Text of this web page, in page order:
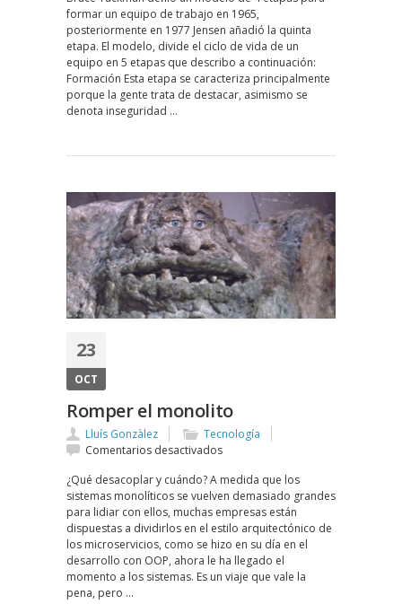
etapas
para
formar
un
equipo
de
formar un equipo de trabajo en 1965,
posteriormente en 1977 Jensen añadió la quinta
etapa. El modelo, divide el ciclo de vida de un
equipo en 5 etapas que describo a continuación:
Formación Esta etapa se caracteriza principalmente
porque la gente trata de destacar, asimismo se
denota inseguridad …
23
OCT
Romper el monolito
Lluís Gonzàlez
Tecnología
Comentarios desactivadosen
el
monolito
¿Qué desacoplar y cuándo? A medida que los
sistemas monolíticos se vuelven demasiado grandes
para lidiar con ellos, muchas empresas están
dispuestas a dividirlos en el estilo arquitectónico de
los microservicios, como se hizo en su día en el
desarrollo con OOP, ahora le ha llegado el
momento a los sistemas. Es un viaje que vale la
pena, pero …